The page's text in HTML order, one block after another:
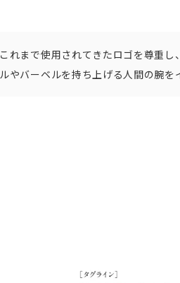
これまで使用されてきたロゴを尊重
ルやバーベルを持ち上げる人間の腕